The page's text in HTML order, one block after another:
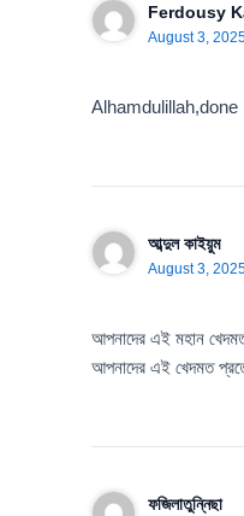
Ferdousy
August 3,
Alhamdulillah,done
আব্দুল কাইয়ুম
August 3,
আপনাদের এই মহান
আপনাদের এই খেদমত
ফজিলাতুন্নিছা